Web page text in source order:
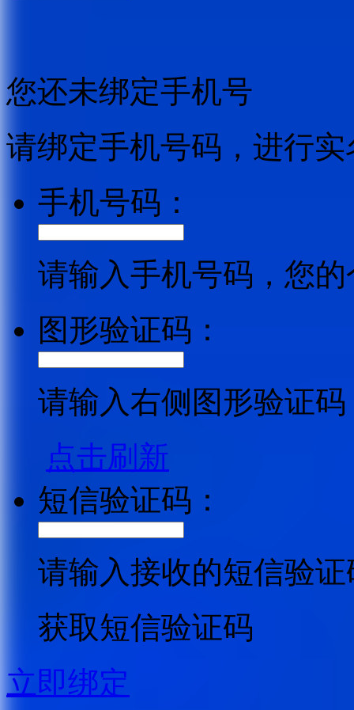
您还未绑定手机号
请绑定手机号码，进行
手机号码：
请输入手机号码，您
图形验证码：
请输入右侧图形验证码
点击刷新
短信验证码：
请输入接收的短信验证
获取短信验证码
立即绑定